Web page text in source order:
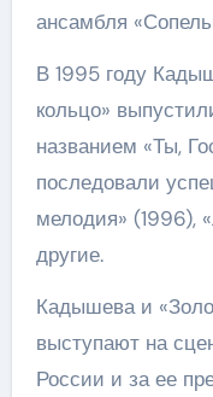
ансамбля
В 1995 году
кольцо»
названием «Ты,
последовали
мелодия» (1996),
другие.
Кадышева и
выступают на
России и за ее